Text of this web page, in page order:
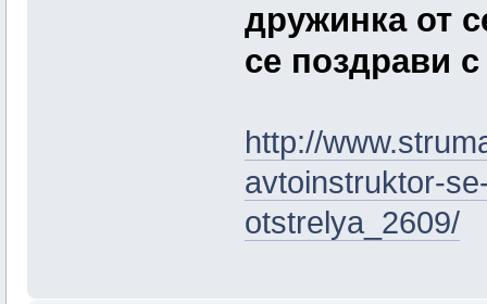
дружинка от
се поздрави
http://
avtoinstruktor-
otstrelya_2609/